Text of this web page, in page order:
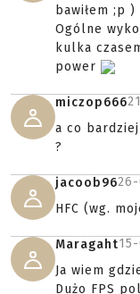
bawiłem ;p )
Ogólne
kulka
power
miczop666
a co
?
jacoob96
HFC (wg.
Maragaht
Ja wiem
Dużo FPS